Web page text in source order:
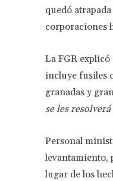
quedó
corporaciones
La FGR
incluye fusiles
granadas y
se les
Personal
levantamiento,
lugar de los